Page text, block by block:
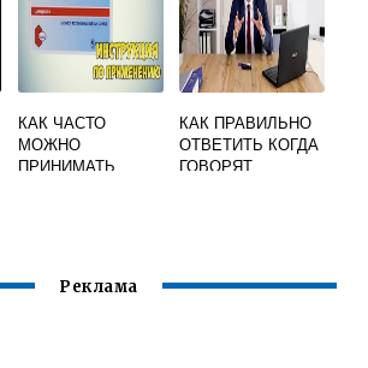
КАК ЧАСТО
МОЖНО
ПРИНИМАТЬ
КАК ПРАВИЛЬНО
ОТВЕТИТЬ КОГДА
ГОВОРЯТ
Реклама